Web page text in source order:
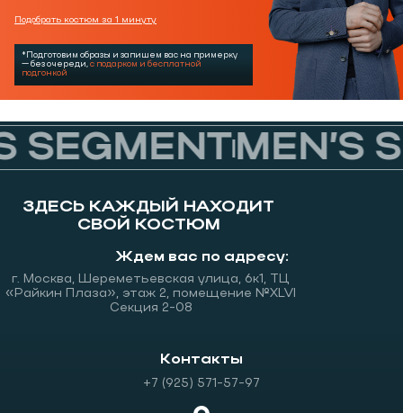
Подобрать костюм за 1 минуту
*Подготовим образы и запишем вас на примерку
— без очереди, с подарком и бесплатной
подгонкой
MEN’S
ЗДЕСЬ КАЖДЫЙ НАХОДИТ
СВОЙ КОСТЮМ
Ждем вас по адресу:
г. Москва, Шереметьевская улица, 6к1, ТЦ
«Райкин Плаза», этаж 2, помещение №XLVI
Секция 2-08
Контакты
+7 (925) 571-57-97